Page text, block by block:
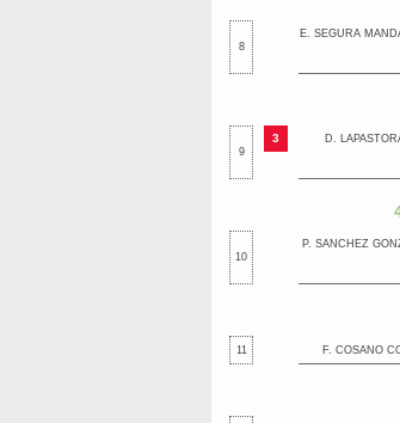
8
E. SEGURA
9
3 D.
10
P. SANCHEZ
11 F. COSANO